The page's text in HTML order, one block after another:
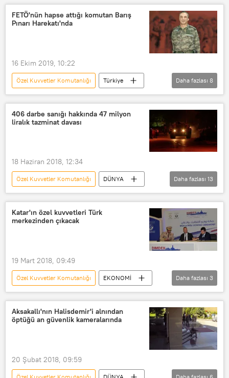
TSK
Türk Silahlı Kuvvetleri
Tatbikat
TÜRKİYE
FETÖ'nün hapse attığı komutan Barış
Pınarı Harekatı'nda
16 Ekim 2019, 10:22
Özel Kuvvetler Komutanlığı
Türkiye
DÜNYA
Haberler
İdris Acartürk
FETÖ
Kumpas
Barış Pınarı Harekatı
Daha fazlası 8
406 darbe sanığı hakkında 47 milyon
liralık tazminat davası
18 Haziran 2018, 12:34
Özel Kuvvetler Komutanlığı
DÜNYA
Türkiye
Haberler
TÜRKİYE
Gölbaşı
Akın Öztürk
Gökhan Şahin Sönmezateş
Polis Özel Harekât (PÖH)
Deniz Kuvvetleri Komutanlığı
Genelkurmay Başkanlığı
15 Temmuz darbe girişimi
Daha fazlası 13
Katar'ın özel kuvvetleri Türk
merkezinden çıkacak
19 Mart 2018, 09:49
Özel Kuvvetler Komutanlığı
EKONOMİ
Haberler
TÜRKİYE Katar
Daha fazlası 3
Aksakallı'nın Halisdemir'i alnından
öptüğü an güvenlik kameralarında
20 Şubat 2018, 09:59